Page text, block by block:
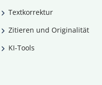
Textkorrektur
Zitieren und Originalität
KI-Tools